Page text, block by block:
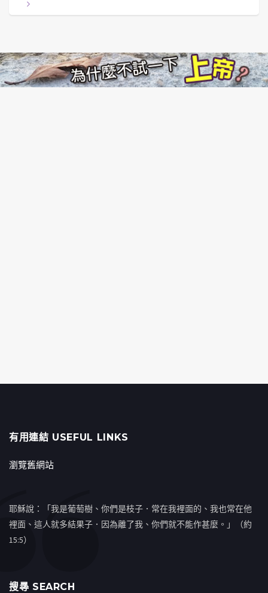
有用連結 USEFUL LINKS
瀏覽舊網站
耶穌說：「我是葡萄樹、你們是枝子．常在我裡面的、我也常在他
裡面、這人就多結果子．因為離了我、你們就不能作甚麼。」（約
15:5）
搜㝷 SEARCH